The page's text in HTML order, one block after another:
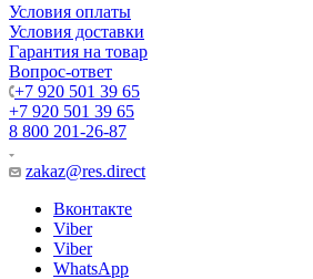
Условия оплаты
Условия доставки
Гарантия на товар
Вопрос-ответ
+7 920 501 39 65
+7 920 501 39 65
8 800 201-26-87
zakaz@res.direct
Вконтакте
Viber
Viber
WhatsApp